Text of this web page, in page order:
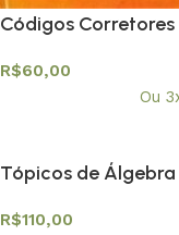
Códigos
R$60,00
Ou
Tópicos de
R$110,00